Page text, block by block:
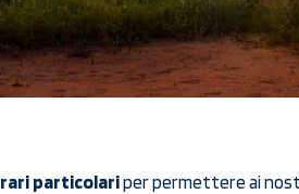
particolariper permettere ai